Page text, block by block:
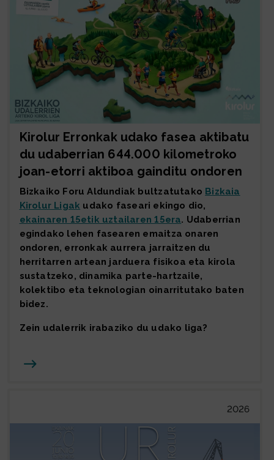
Kirolur Erronkak udako fasea aktibatu
du udaberrian 644.000 kilometroko
joan-etorri aktiboa gainditu ondoren
Bizkaiko Foru Aldundiak bultzatutako Bizkaia
Kirolur Ligak udako faseari ekingo dio,
ekainaren 15etik uztailaren 15era. Udaberrian
egindako lehen fasearen emaitza onaren
ondoren, erronkak aurrera jarraitzen du
herritarren artean jarduera fisikoa eta kirola
sustatzeko, dinamika parte-hartzaile,
kolektibo eta teknologian oinarritutako baten
bidez.
Zein udalerrik irabaziko du udako liga?
Joan
2026